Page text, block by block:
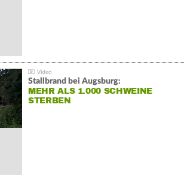
Stallbrand bei Augsburg:
MEHR ALS 1.000 SCHWEINE
STERBEN